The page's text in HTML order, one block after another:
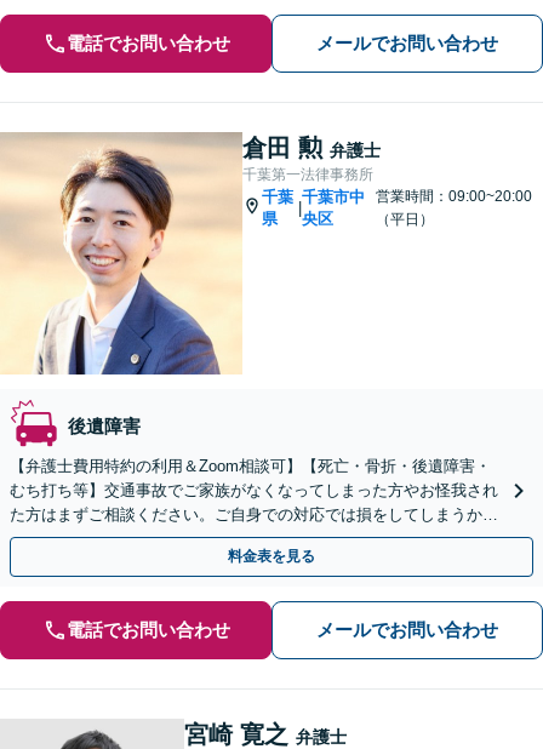
電話でお問い合わせ メールでお問い合わせ
倉田 勲 弁護士
千葉第一法律事務所
千葉
県
千葉市中
央区
営業時間：09:00~20:00
（平日）
後遺障害
【弁護士費用特約の利用＆Zoom相談可】【死亡・骨折・後遺障害・
むち打ち等】交通事故でご家族がなくなってしまった方やお怪我され
た方はまずご相談ください。ご自身での対応では損をしてしまうかも
しれません。代わりに交渉・手続きをし、負担を軽減。
料金表を見る
電話でお問い合わせ メールでお問い合わせ
宮崎 寛之 弁護士